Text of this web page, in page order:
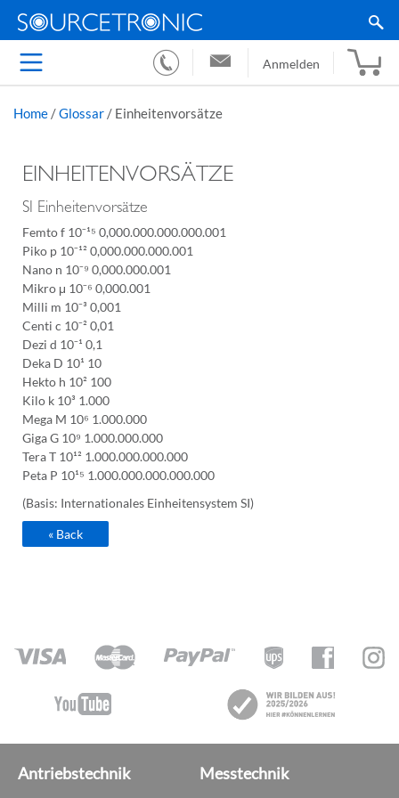
Anmelden
Home /Glossar / Einheitenvorsätze
EINHEITENVORSÄTZE
SI Einheitenvorsätze
Femto f 10⁻¹⁵ 0,000.000.000.000.001
Piko p 10⁻¹² 0,000.000.000.001
Nano n 10⁻⁹ 0,000.000.001
Mikro μ 10⁻⁶ 0,000.001
Milli m 10⁻³ 0,001
Centi c 10⁻² 0,01
Dezi d 10⁻¹ 0,1
Deka D 10¹ 10
Hekto h 10² 100
Kilo k 10³ 1.000
Mega M 10⁶ 1.000.000
Giga G 10⁹ 1.000.000.000
Tera T 10¹² 1.000.000.000.000
Peta P 10¹⁵ 1.000.000.000.000.000
(Basis: Internationales Einheitensystem SI)
« Back
Antriebstechnik Messtechnik